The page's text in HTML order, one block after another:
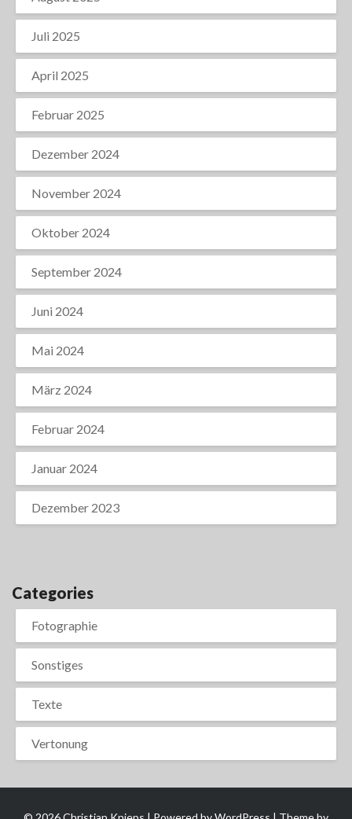
Juli 2025
April 2025
Februar 2025
Dezember 2024
November 2024
Oktober 2024
September 2024
Juni 2024
Mai 2024
März 2024
Februar 2024
Januar 2024
Dezember 2023
Categories
Fotographie
Sonstiges
Texte
Vertonung